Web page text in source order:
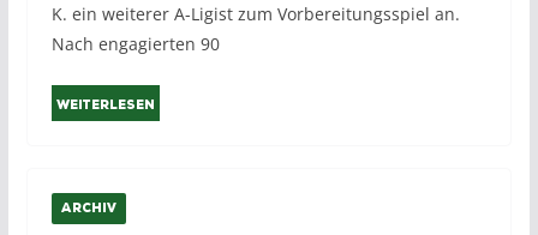
K. ein weiterer A-Ligist zum Vorbereitungsspiel an.
Nach engagierten 90
Weiterlesen
ARCHIV